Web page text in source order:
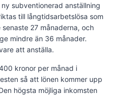
subventionerad anställning
till långtidsarbetslösa som
27 månaderna, och
mindre än 36 månader.
att anställa.
kronor per månad i
så att lönen kommer upp
högsta möjliga inkomsten